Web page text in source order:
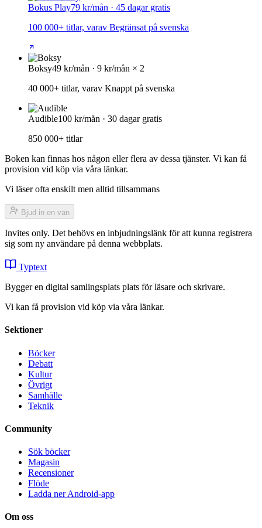
Bokus Play79 kr/mån · 45 dagar gratis
100 000+ titlar, varav Begränsat på svenska
Boksy49 kr/mån · 9 kr/mån × 2
40 000+ titlar, varav Knappt på svenska
Audible100 kr/mån · 30 dagar gratis
850 000+ titlar
Boken kan finnas hos någon eller flera av dessa tjänster. Vi kan få
provision vid köp via våra länkar.
Vi läser ofta enskilt men alltid tillsammans
Bjud in en vän
Invites only. Det behövs en inbjudningslänk för att kunna registrera
sig som ny användare på denna webbplats.
Typtext
Bygger en digital samlingsplats plats för läsare och skrivare.
Vi kan få provision vid köp via våra länkar.
Sektioner
Böcker
Debatt
Kultur
Övrigt
Samhälle
Teknik
Community
Sök böcker
Magasin
Recensioner
Flöde
Ladda ner Android-app
Om oss